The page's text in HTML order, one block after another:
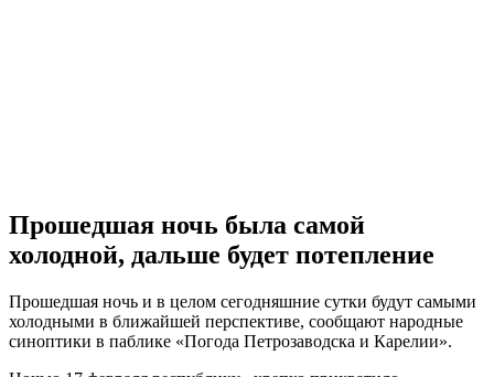
Прошедшая ночь была самой
холодной, дальше будет потепление
Прошедшая ночь и в целом сегодняшние сутки будут самыми
холодными в ближайшей перспективе, сообщают народные
синоптики в паблике «Погода Петрозаводска и Карелии».